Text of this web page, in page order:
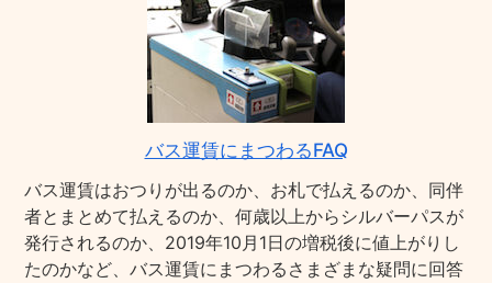
バス運賃にまつわるFAQ
バス運賃はおつりが出るのか、お札で払えるのか、同伴
者とまとめて払えるのか、何歳以上からシルバーパスが
発行されるのか、2019年10月1日の増税後に値上がりし
たのかなど、バス運賃にまつわるさまざまな疑問に回答